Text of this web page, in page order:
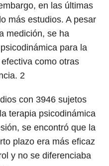
en las últimas
más estudios. A pesar
medición, se ha
para la
como otras
2
con 3946 sujetos
terapia psicodinámica
se encontró que la
plazo era más eficaz
y no se diferenciaba